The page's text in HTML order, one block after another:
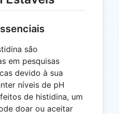
são
em pesquisas
devido à sua
níveis de pH
de histidina, um
doar ou aceitar